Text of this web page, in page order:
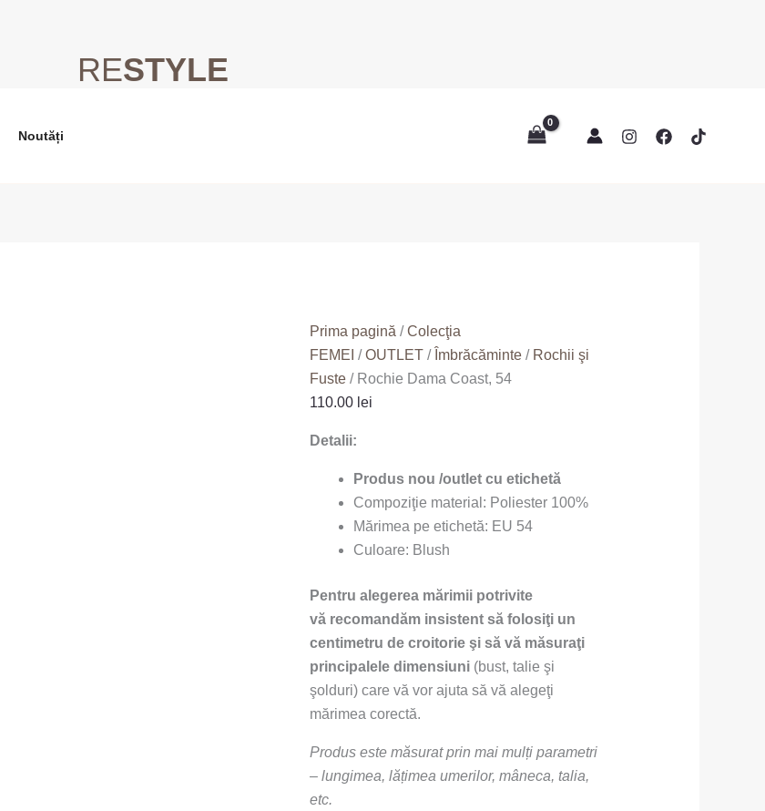
RESTYLE
Noutăți
Prima pagină/Colecţia
FEMEI /OUTLET/ Îmbrăcăminte/ Rochii şi
Fuste/ Rochie Dama Coast, 54
110.00 lei
Detalii:
Produs nou /outlet cu etichetă
Compoziţie material: Poliester 100%
Mărimea pe etichetă: EU 54
Culoare: Blush
Pentru alegerea mărimii potrivite
vărecomandăm insistent săfolosiţi un
centimetru de croitorie şi săvămăsuraţi
principalele dimensiuni(bust, talie şi
şolduri) care vă vor ajuta să vă alegeţi
mărimea corectă.
Produs este măsurat prin mai mulți parametri
– lungimea, lățimea umerilor, mâneca, talia,
etc.